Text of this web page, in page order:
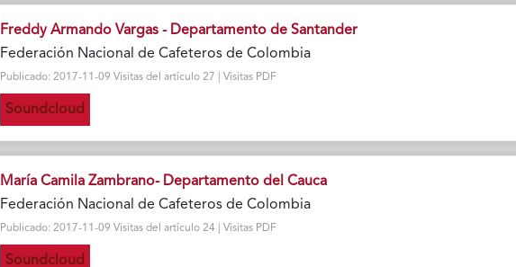
Freddy Armando Vargas - Departamento de Santander
Federación Nacional de Cafeteros de Colombia
Publicado: 2017-11-09 Visitas del artículo 27 | Visitas PDF
Soundcloud
María Camila Zambrano- Departamento del Cauca
Federación Nacional de Cafeteros de Colombia
Publicado: 2017-11-09 Visitas del artículo 24 | Visitas PDF
Soundcloud